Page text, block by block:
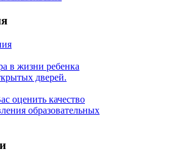
в жизни ребенка
дверей.
оценить качество
образовательных